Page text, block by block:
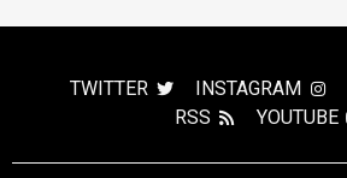
INSTAGRAM
TWITTER
YOUTUBE
RSS